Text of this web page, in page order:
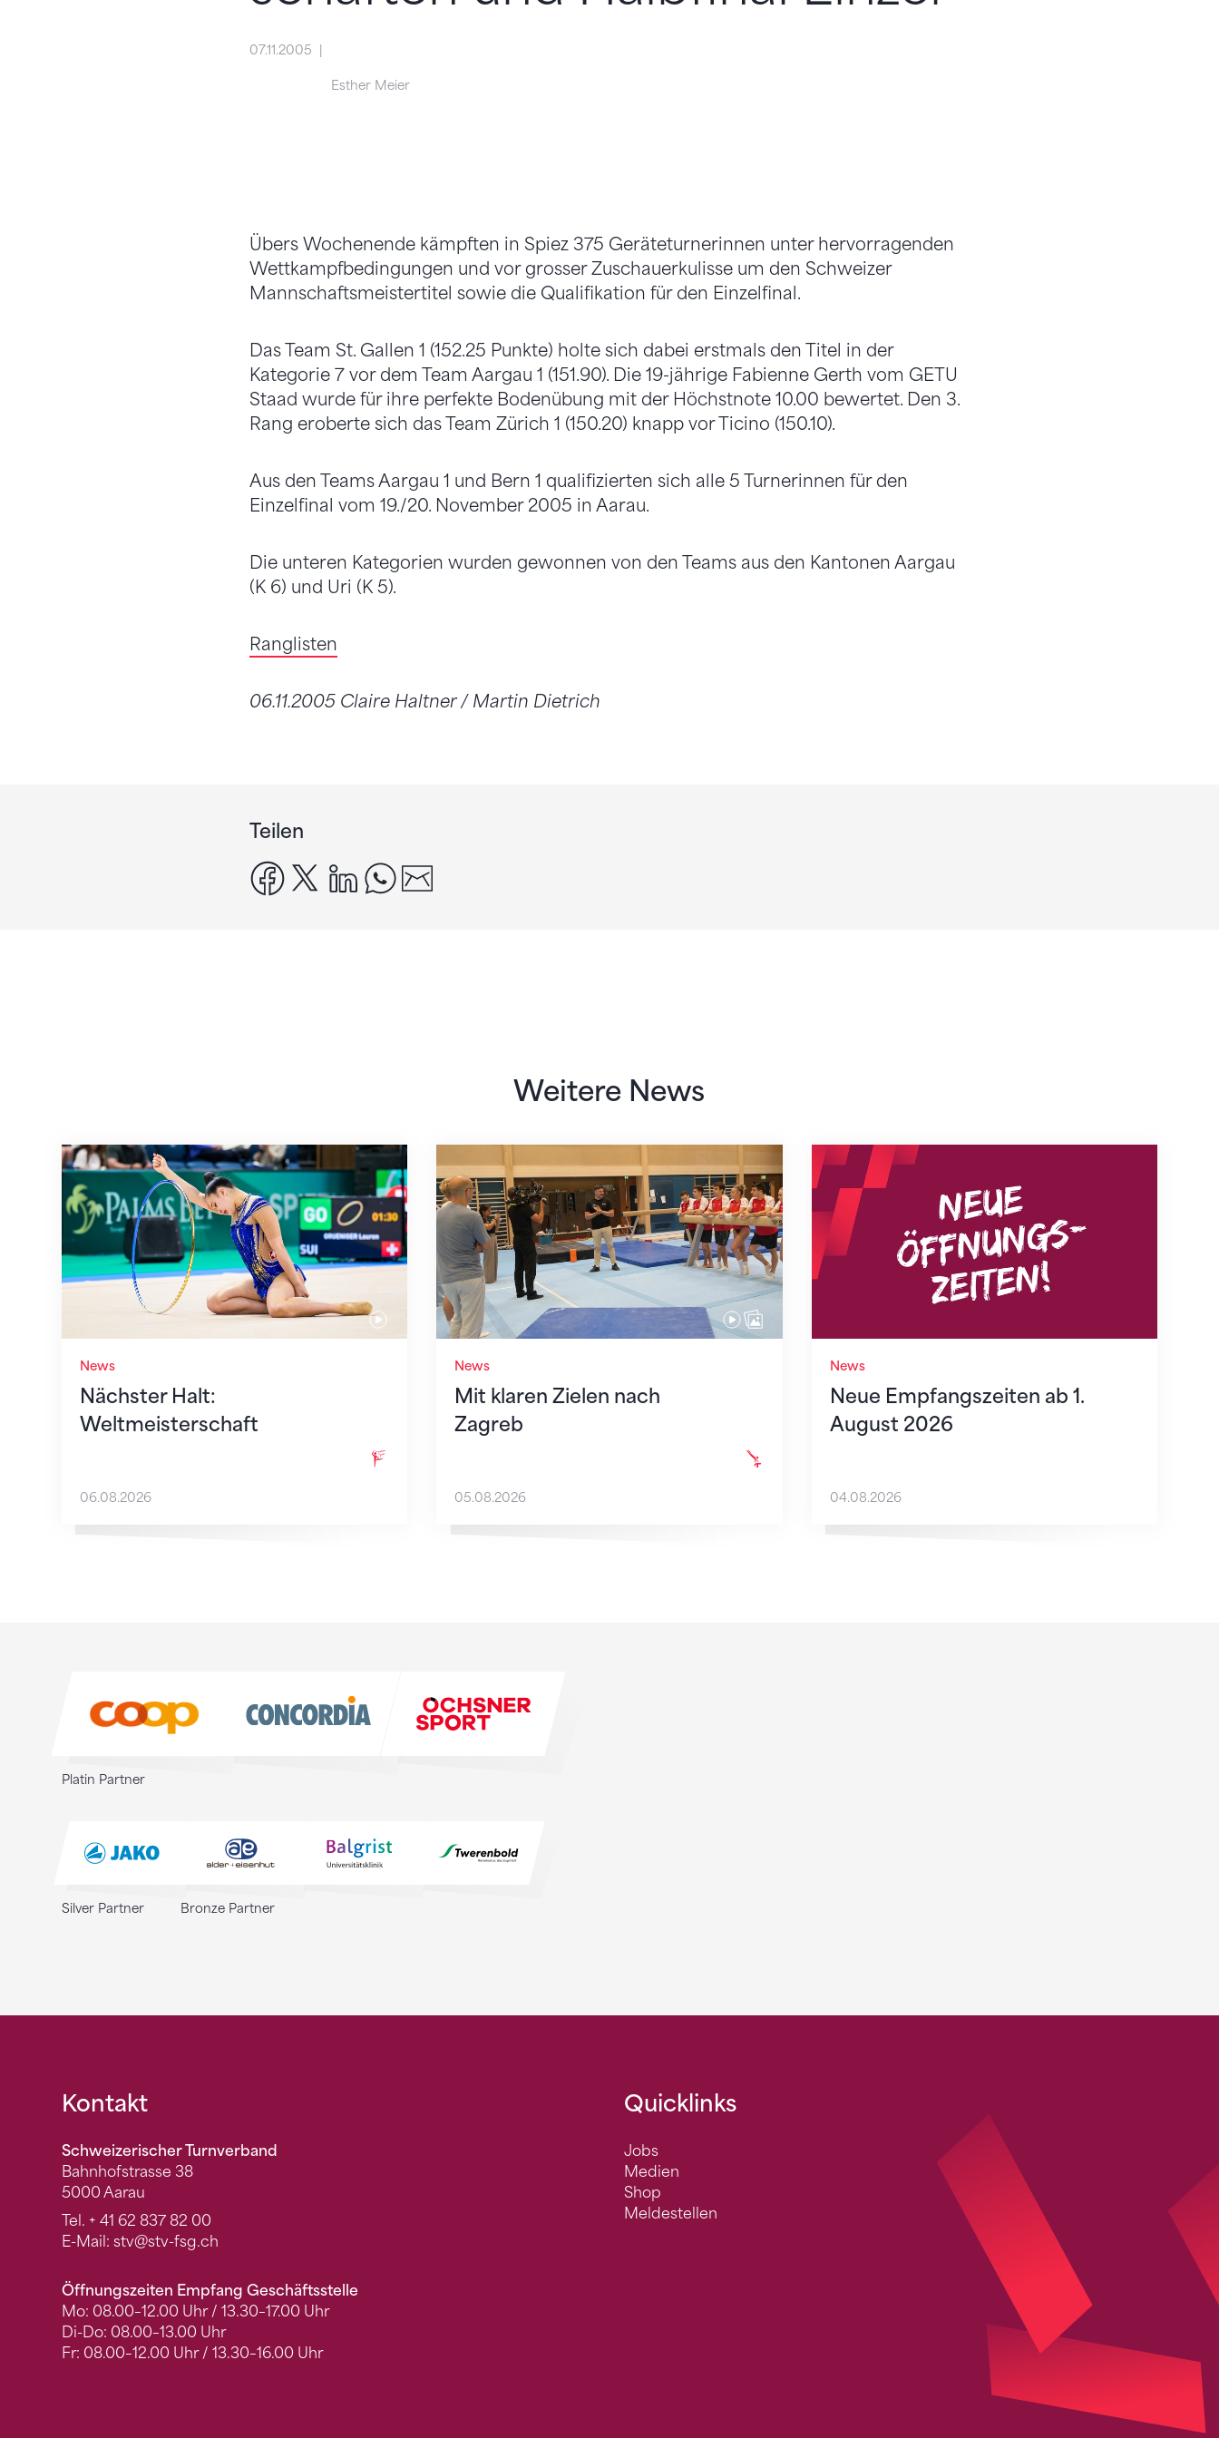
07.11.2005
Esther Meier
Übers Wochenende kämpften in Spiez 375 Geräteturnerinnen unter hervorragenden
Wettkampfbedingungen und vor grosser Zuschauerkulisse um den Schweizer
Mannschaftsmeistertitel sowie die Qualifikation für den Einzelfinal.
Das Team St. Gallen 1 (152.25 Punkte) holte sich dabei erstmals den Titel in der
Kategorie 7 vor dem Team Aargau 1 (151.90). Die 19-jährige Fabienne Gerth vom GETU
Staad wurde für ihre perfekte Bodenübung mit der Höchstnote 10.00 bewertet. Den 3.
Rang eroberte sich das Team Zürich 1 (150.20) knapp vor Ticino (150.10).
Aus den Teams Aargau 1 und Bern 1 qualifizierten sich alle 5 Turnerinnen für den
Einzelfinal vom 19./20. November 2005 in Aarau.
Die unteren Kategorien wurden gewonnen von den Teams aus den Kantonen Aargau
(K 6) und Uri (K 5).
Ranglisten
06.11.2005 Claire Haltner / Martin Dietrich
Teilen
facebook
x linkedinwhatsapp
Weitere News
News
Nächster Halt:
Weltmeisterschaft
Nächster Halt: Weltmeisterschaft
06.08.2026
News
Mit klaren Zielen nach
Zagreb
Mit klaren Zielen nach Zagreb
05.08.2026
News
Neue Empfangszeiten ab 1.
August 2026
Neue Empfangszeiten ab 1. August 2026
04.08.2026
Platin Partner
Silver Partner Bronze Partner
Fusszeile
Kontakt
Schweizerischer Turnverband
Bahnhofstrasse 38
5000 Aarau
Tel. + 41 62 837 82 00
E-Mail: stv@stv-fsg.ch
Öffnungszeiten Empfang Geschäftsstelle
Mo: 08.00–12.00 Uhr / 13.30–17.00 Uhr
Di-Do: 08.00–13.00 Uhr
Fr: 08.00–12.00 Uhr / 13.30–16.00 Uhr
Quicklinks
Jobs
Medien
Shop
Meldestellen